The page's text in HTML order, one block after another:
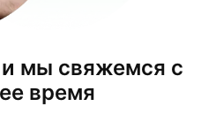
и мы свяжемся с
время